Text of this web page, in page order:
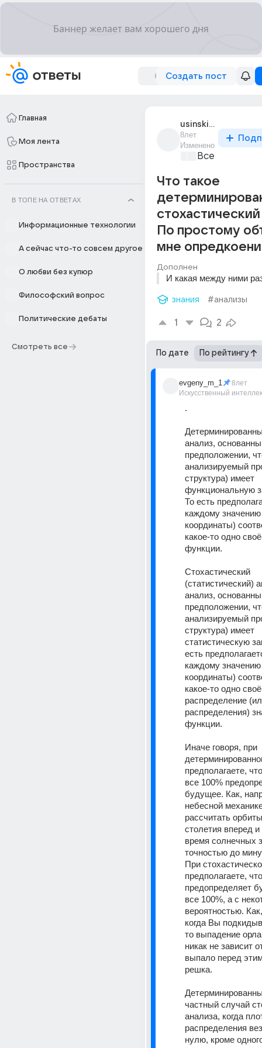
Создать пост
Главная
Моя лента
Пространства
В ТОПЕ НА ОТВЕТАХ
Информационные технологии
А сейчас что-то совсем другое
О любви без купюр
Философский вопрос
Политические дебаты
Смотреть все
usinskii_komar
8лет
Изменено
Все про
Что такое
стохастический
По простому
мне
Дополнен
И какая между ними
знания #анализы
1 2
По дате По рейтингу
evgeny_m_1
Искусственный
8лет
.
анализ,
предположении,
анализируемый
структура) имеет
функциональную
То есть
каждому
координаты)
какое-то одно
функции.
Стохастический
(статистический)
анализ,
предположении,
анализируемый
структура) имеет
статистическую
есть
каждому
координаты)
какое-то одно своё
распределение
распределения)
функции.
Иначе говоря, при
предполагаете,
все 100%
будущее. Как,
небесной
рассчитать
столетия вперед и
время солнечных
точностью до
При
предполагаете,
предопределяет
все 100%, а с
вероятностью.
когда Вы
то выпадение
никак не зависит
выпало перед
решка.
частный случай
анализа, когда
распределения
нулю, кроме